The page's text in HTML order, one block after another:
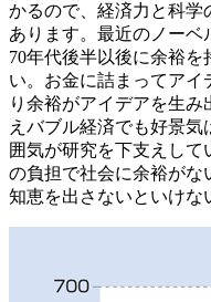
かるので、経済力と科学
あります。最近のノーベ
70年代後半以後に余裕
い。お金に詰まってアイ
り余裕がアイデアを生
えバブル経済でも好景
囲気が研究を下支えし
の負担で社会に余裕がな
知恵を出さないといけな